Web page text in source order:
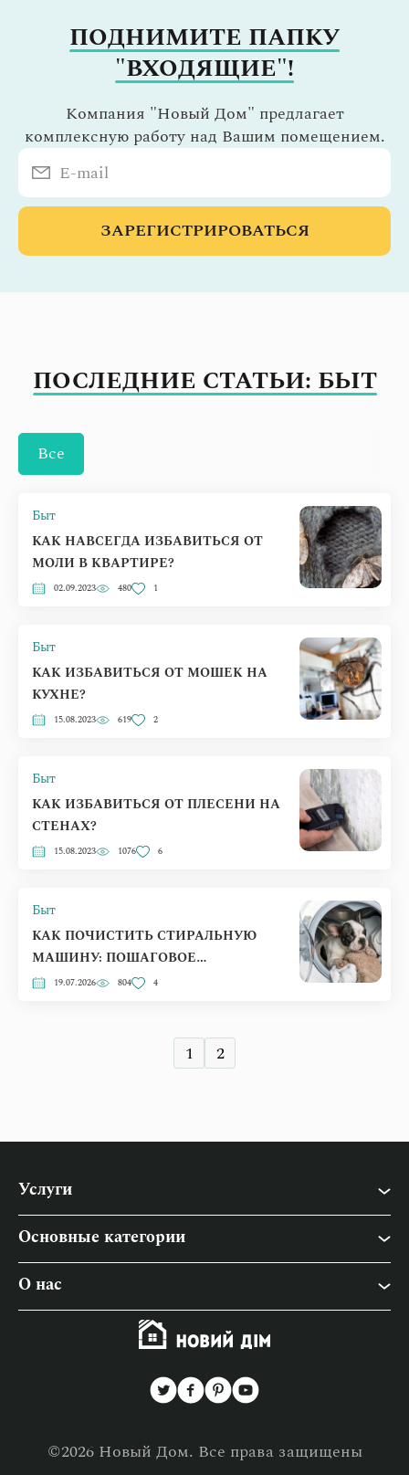
ПОДНИМИТЕ ПАПКУ
"ВХОДЯЩИЕ"!
Компания "Новый Дом" предлагает
комплексную работу над Вашим помещением.
ЗАРЕГИСТРИРОВАТЬСЯ
ПОСЛЕДНИЕ СТАТЬИ: БЫТ
Все
Быт
КАК НАВСЕГДА ИЗБАВИТЬСЯ ОТ
МОЛИ В КВАРТИРЕ?
02.09.2023 480 1
Быт
КАК ИЗБАВИТЬСЯ ОТ МОШЕК НА
КУХНЕ?
15.08.2023 619 2
Быт
КАК ИЗБАВИТЬСЯ ОТ ПЛЕСЕНИ НА
СТЕНАХ?
15.08.2023 1076 6
Быт
КАК ПОЧИСТИТЬ СТИРАЛЬНУЮ
МАШИНУ: ПОШАГОВОЕ
РУКОВОДСТВО ОТ НАКИПИ, ГРЯЗИ
19.07.2026 804 4
1 2
Услуги
Основные категории
Быт
Дача
Товары для дома
О нас
О «Новый Дом»
Политика использования файлов cookies
©2026 Новый Дом. Все права защищены